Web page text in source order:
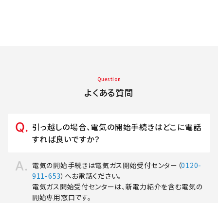
Question
よくある質問
引っ越しの場合、電気の開始手続きはどこに電話
すれば良いですか？
電気の開始手続きは電気ガス開始受付センター（0120-
911-653）へお電話ください。
電気ガス開始受付センターは、新電力紹介を含む電気の
開始専用窓口です。